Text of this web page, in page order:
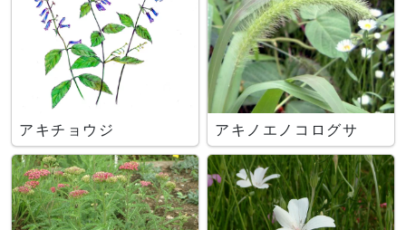
アキチョウジ アキノエノコログサ